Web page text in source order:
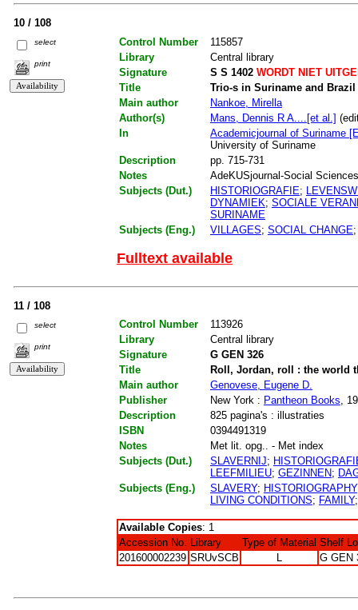
10 / 108
select
print
Control Number
115857
Library
Central library
Signature
S S 1402WORDT NIET
Title
Trio-s in Suriname and
Main author
Nankoe, Mirella
Author(s)
Mans, Dennis R A....[et al.]
In
Academicjournal of Suriname
University of Suriname
Description
pp. 715-731
Notes
AdeKUSjournal-Social
Subjects (Dut.)
HISTORIOGRAFIE;
DYNAMIEK; SOCIALE
SURINAME
Subjects (Eng.)
VILLAGES; SOCIAL CHANGE
Fulltext available
11 / 108
select
print
Control Number
113926
Library
Central library
Signature
G GEN 326
Title
Roll, Jordan, roll : the world
Main author
Genovese, Eugene D.
Publisher
New York : Pantheon Books,
Description
825 pagina's : illustraties
ISBN
0394491319
Notes
Met lit. opg.. - Met index
Subjects (Dut.)
SLAVERNIJ;
LEEFMILIEU; GEZINNEN;
Subjects (Eng.)
SLAVERY; HISTORIOGRAPHY
LIVING CONDITIONS; FAMILY
Available Copies: 1
Accession No. Library Type of Material Shelf
201600002239 SRUvSCB L G GEN